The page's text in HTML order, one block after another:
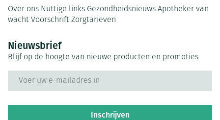
Over ons Nuttige links Gezondheidsnieuws Apotheker van
wacht Voorschrift Zorgtarieven
Nieuwsbrief
Blijf op de hoogte van nieuwe producten en promoties
Inschrijven